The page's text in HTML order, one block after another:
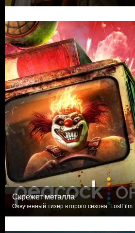
Скрежет металла
Озвученный тизер второго сезона.